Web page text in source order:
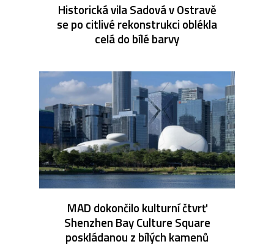
Historická vila Sadová v Ostravě
se po citlivé rekonstrukci oblékla
celá do bílé barvy
MAD dokončilo kulturní čtvrť
Shenzhen Bay Culture Square
poskládanou z bílých kamenů